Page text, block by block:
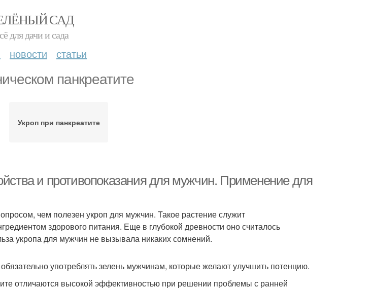
САД
для дачи и сада
новости статьи
панкреатите
Укроп при панкреатите
и противопоказания для мужчин. Применение для
чем полезен укроп для мужчин. Такое растение служит
здорового питания. Еще в глубокой древности оно считалось
укропа для мужчин не вызывала никаких сомнений.
употреблять зелень мужчинам, которые желают улучшить потенцию.
отличаются высокой эффективностью при решении проблемы с ранней